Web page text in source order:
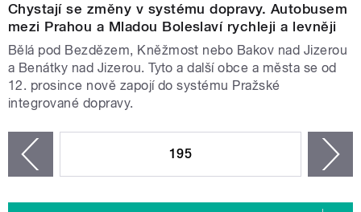
Chystají se změny v systému dopravy. Autobusem
mezi Prahou a Mladou Boleslaví rychleji a levněji
Bělá pod Bezdězem, Kněžmost nebo Bakov nad Jizerou
a Benátky nad Jizerou. Tyto a další obce a města se od
12. prosince nově zapojí do systému Pražské
integrované dopravy.
195